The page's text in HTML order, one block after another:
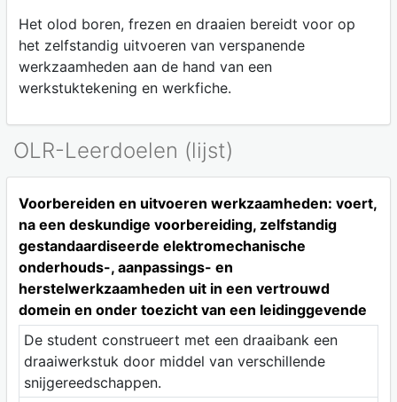
Het olod boren, frezen en draaien bereidt voor op
het zelfstandig uitvoeren van verspanende
werkzaamheden aan de hand van een
werkstuktekening en werkfiche.
OLR-Leerdoelen (lijst)
Voorbereiden en uitvoeren werkzaamheden: voert,
na een deskundige voorbereiding, zelfstandig
gestandaardiseerde elektromechanische
onderhouds-, aanpassings- en
herstelwerkzaamheden uit in een vertrouwd
domein en onder toezicht van een leidinggevende
De student construeert met een draaibank een
draaiwerkstuk door middel van verschillende
snijgereedschappen.